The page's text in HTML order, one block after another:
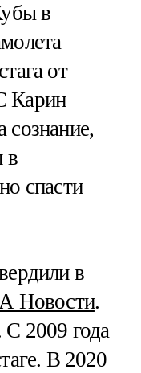
в
от
Карин
в
спасти
в
Новости.
2009 года
В 2020